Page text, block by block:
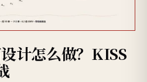
计怎么做？KISS